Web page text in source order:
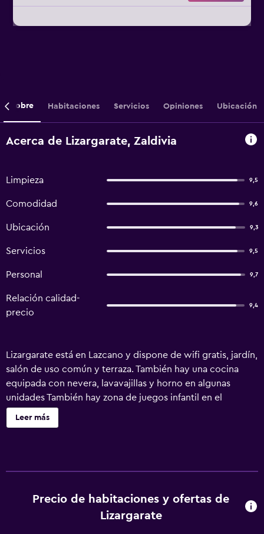
Sobre Habitaciones Servicios Opiniones Ubicación
Acerca de Lizargarate, Zaldivia
Limpieza 9,5
Comodidad 9,6
Ubicación 9,3
Servicios 9,5
Personal 9,7
Relación calidad-
precio
9,4
Lizargarate está en Lazcano y dispone de wifi gratis, jardín,
salón de uso común y terraza. También hay una cocina
equipada con nevera, lavavajillas y horno en algunas
unidades También hay zona de juegos infantil en el
agroturismo. Santuario de Arantzazu está a 42 km del
alojamiento, y Paseo de La Concha está a 43 km. El
Leer más
Precio de habitaciones y ofertas de
Lizargarate